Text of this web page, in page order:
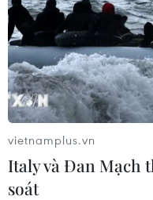
vietnamplus.vn
Italy và Đan Mạch
soát